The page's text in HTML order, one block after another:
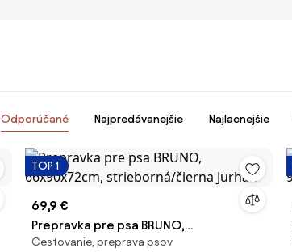
Odporúčané Najpredávanejšie Najlacnejšie
TOP 1
69,9 €
Prepravka pre psa BRUNO,
66x90x72cm, strieborná/čierna Jurhan
Cestovanie, preprava psov